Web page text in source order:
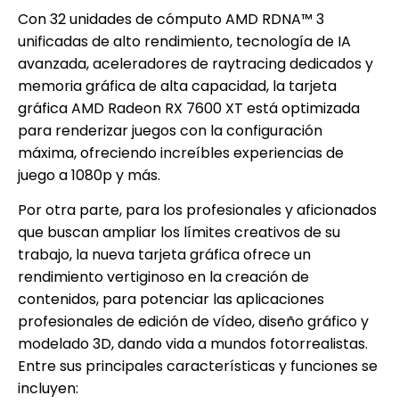
Con 32 unidades de cómputo AMD RDNA™ 3
unificadas de alto rendimiento, tecnología de IA
avanzada, aceleradores de raytracing dedicados y
memoria gráfica de alta capacidad, la tarjeta
gráfica AMD Radeon RX 7600 XT está optimizada
para renderizar juegos con la configuración
máxima, ofreciendo increíbles experiencias de
juego a 1080p y más.
Por otra parte, para los profesionales y aficionados
que buscan ampliar los límites creativos de su
trabajo, la nueva tarjeta gráfica ofrece un
rendimiento vertiginoso en la creación de
contenidos, para potenciar las aplicaciones
profesionales de edición de vídeo, diseño gráfico y
modelado 3D, dando vida a mundos fotorrealistas.
Entre sus principales características y funciones se
incluyen: